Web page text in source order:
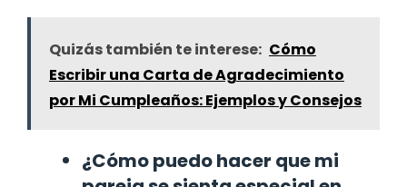
Quizás también te interese: Cómo
Escribir una Carta de Agradecimiento
por Mi Cumpleaños: Ejemplos y Consejos
¿Cómo puedo hacer que mi